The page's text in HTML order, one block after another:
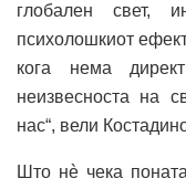
глобален свет,
психолошкиот
кога нема
неизвесноста на
нас“, вели
Што нè чека